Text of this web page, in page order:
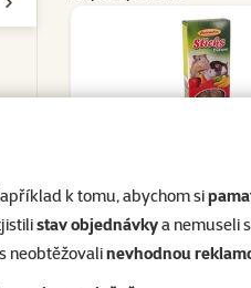
k tomu, abychom si
stav objednávkya nemuseli
neobtěžovalinevhodnou
malé hlodavce
59 Kč